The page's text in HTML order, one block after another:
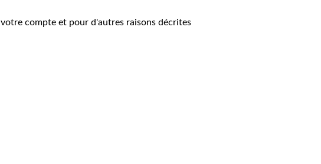
compte et pour d'autres raisons décrites